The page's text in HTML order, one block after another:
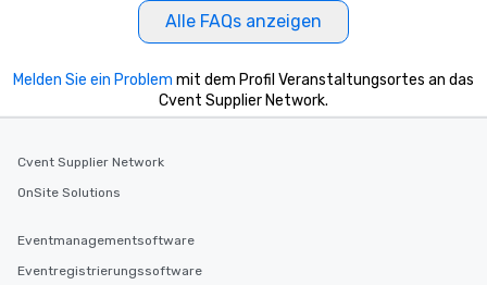
Alle FAQs anzeigen
Melden Sie ein Problem mit dem Profil Veranstaltungsortes an das
Cvent Supplier Network.
Cvent Supplier Network
OnSite Solutions
Eventmanagementsoftware
Eventregistrierungssoftware